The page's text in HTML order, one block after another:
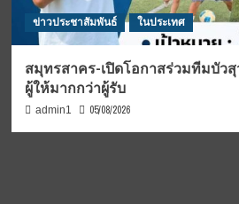
ข่าวประชาสัมพันธ์ ในประเทศ
สมุทรสาคร-เปิดโอกาสร่วมทีมบัว
ผู้ให้มากกว่าผู้รับ
admin1 05/08/2026